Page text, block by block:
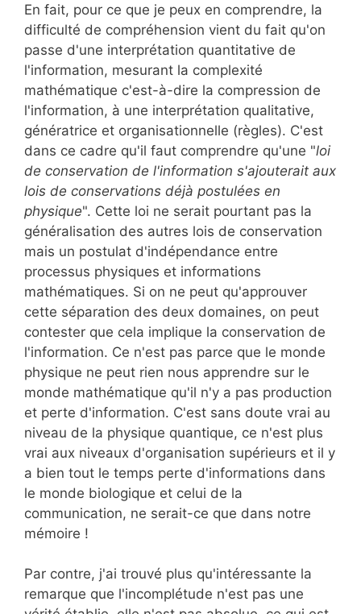
En fait, pour ce que je peux en comprendre, la
difficulté de compréhension vient du fait qu'on
passe d'une interprétation quantitative de
l'information, mesurant la complexité
mathématique c'est-à-dire la compression de
l'information, à une interprétation qualitative,
génératrice et organisationnelle (règles). C'est
dans ce cadre qu'il faut comprendre qu'une "loi
de conservation de l'information s'ajouterait aux
lois de conservations déjà postulées en
physique". Cette loi ne serait pourtant pas la
généralisation des autres lois de conservation
mais un postulat d'indépendance entre
processus physiques et informations
mathématiques. Si on ne peut qu'approuver
cette séparation des deux domaines, on peut
contester que cela implique la conservation de
l'information. Ce n'est pas parce que le monde
physique ne peut rien nous apprendre sur le
monde mathématique qu'il n'y a pas production
et perte d'information. C'est sans doute vrai au
niveau de la physique quantique, ce n'est plus
vrai aux niveaux d'organisation supérieurs et il y
a bien tout le temps perte d'informations dans
le monde biologique et celui de la
communication, ne serait-ce que dans notre
mémoire !
Par contre, j'ai trouvé plus qu'intéressante la
remarque que l'incomplétude n'est pas une